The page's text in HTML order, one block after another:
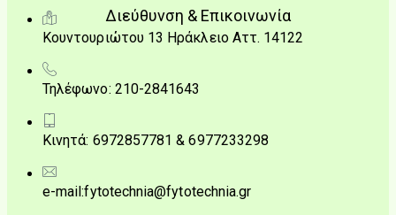
Διεύθυνση & Επικοινωνία
Κουντουριώτου 13 Ηράκλειο Αττ. 14122
Τηλέφωνο: 210-2841643
Κινητά: 6972857781 & 6977233298
e-mail:fytotechnia@fytotechnia.gr